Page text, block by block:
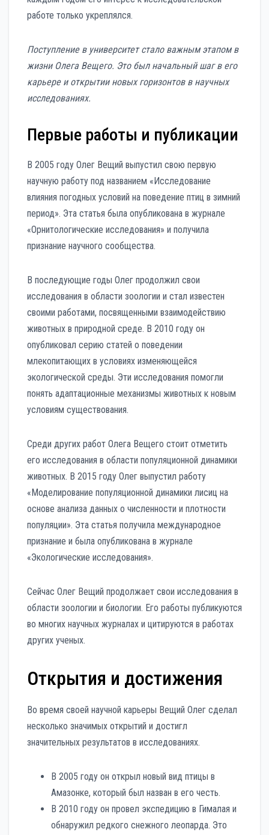
работе только укреплялся.
Поступление в университет стало важным этапом в
жизни Олега Вещего. Это был начальный шаг в его
карьере и открытии новых горизонтов в научных
исследованиях.
Первые работы и публикации
В 2005 году Олег Вещий выпустил свою первую
научную работу под названием «Исследование
влияния погодных условий на поведение птиц в зимний
период». Эта статья была опубликована в журнале
«Орнитологические исследования» и получила
признание научного сообщества.
В последующие годы Олег продолжил свои
исследования в области зоологии и стал известен
своими работами, посвященными взаимодействию
животных в природной среде. В 2010 году он
опубликовал серию статей о поведении
млекопитающих в условиях изменяющейся
экологической среды. Эти исследования помогли
понять адаптационные механизмы животных к новым
условиям существования.
Среди других работ Олега Вещего стоит отметить
его исследования в области популяционной динамики
животных. В 2015 году Олег выпустил работу
«Моделирование популяционной динамики лисиц на
основе анализа данных о численности и плотности
популяции». Эта статья получила международное
признание и была опубликована в журнале
«Экологические исследования».
Сейчас Олег Вещий продолжает свои исследования в
области зоологии и биологии. Его работы публикуются
во многих научных журналах и цитируются в работах
других ученых.
Открытия и достижения
Во время своей научной карьеры Вещий Олег сделал
несколько значимых открытий и достигл
значительных результатов в исследованиях.
В 2005 году он открыл новый вид птицы в
Амазонке, который был назван в его честь.
В 2010 году он провел экспедицию в Гималая и
обнаружил редкого снежного леопарда. Это